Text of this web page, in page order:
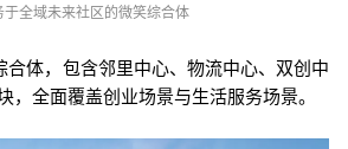
于全域未来社区的微笑综合体
合体，包含邻里中心、物流中心、双创中
，全面覆盖创业场景与生活服务场景。